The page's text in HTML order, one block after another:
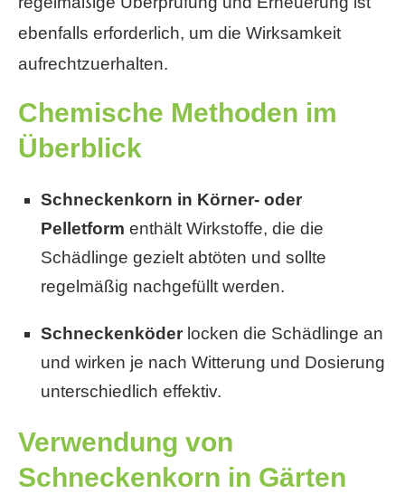
ebenfalls erforderlich, um die Wirksamkeit
aufrechtzuerhalten.
Chemische Methoden im
Überblick
Schneckenkorn in Körner- oder
Pelletform enthält Wirkstoffe, die die
Schädlinge gezielt abtöten und sollte
regelmäßig nachgefüllt werden.
Schneckenköder locken die Schädlinge an
und wirken je nach Witterung und Dosierung
unterschiedlich effektiv.
Verwendung von
Schneckenkorn in Gärten